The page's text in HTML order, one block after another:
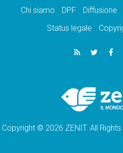
Chi siamo DPF Diffusione
Status legale
Copyright © 2026 ZENIT. All